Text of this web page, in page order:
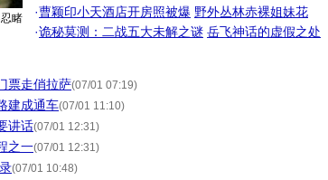
睹
·曹颖印小天酒店开房照被爆 野外丛林赤裸姐妹花
·诡秘莫测：二战五大未解之谜 岳飞神话的虚假之处
票走俏拉萨(07/01 07:19)
建成通车(07/01 11:10)
讲话(07/01 12:31)
之一(07/01 12:31)
(07/01 10:48)